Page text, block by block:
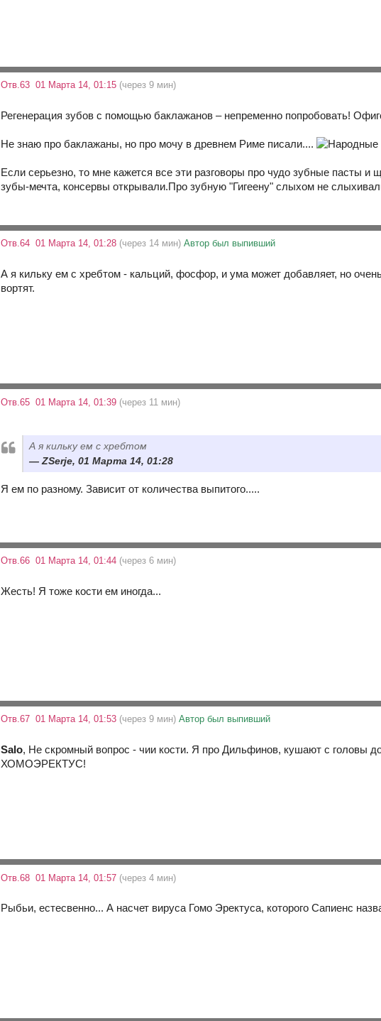
Отв.63 01 Марта 14, 01:15 (через 9 мин)
Регенерация зубов с помощью баклажанов – непременно попробовать!
Не знаю про баклажаны, но про мочу в древнем Риме писали....
Если серьезно, то мне кажется все эти разговоры про чудо зубные пасты
зубы-мечта, консервы открывали.Про зубную "Гигеену" слыхом не
Отв.64 01 Марта 14, 01:28 (через 14 мин) Автор был выпивший
А я кильку ем с хребтом - кальций, фосфор, и ума может добавляет, но
вортят.
Отв.65 01 Марта 14, 01:39 (через 11 мин)
А я кильку ем с хребтом
ZSerje, 01 Марта 14, 01:28
Я ем по разному. Зависит от количества выпитого.....
Отв.66 01 Марта 14, 01:44 (через 6 мин)
Жесть! Я тоже кости ем иногда...
Отв.67 01 Марта 14, 01:53 (через 9 мин) Автор был выпивший
Salo, Не скромный вопрос - чии кости. Я про Дильфинов, кушают с головы
ХОМОЭРЕКТУС!
Отв.68 01 Марта 14, 01:57 (через 4 мин)
Рыбьи, естесвенно... А насчет вируса Гомо Эректуса, которого Сапиенс